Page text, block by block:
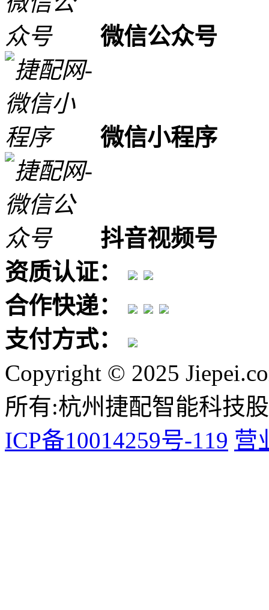
微信公众号
微信小程序
抖音视频号
资质认证：
合作快递：
支付方式：
Copyright © 2025
所有:杭州捷配智能科技
ICP备10014259号-119 营